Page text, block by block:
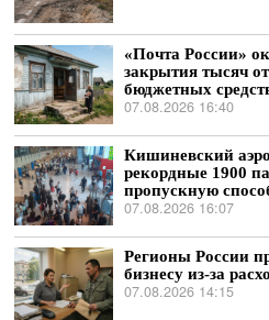
«Почта России»
закрытия тысяч
бюджетных
07.08.2026 16:40
Кишиневский
рекордные 1900
пропускную
07.08.2026 16:07
Регионы России
бизнесу из-за
07.08.2026 14:15